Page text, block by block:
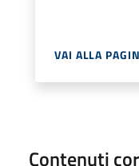
VAI ALLA
Contenuti